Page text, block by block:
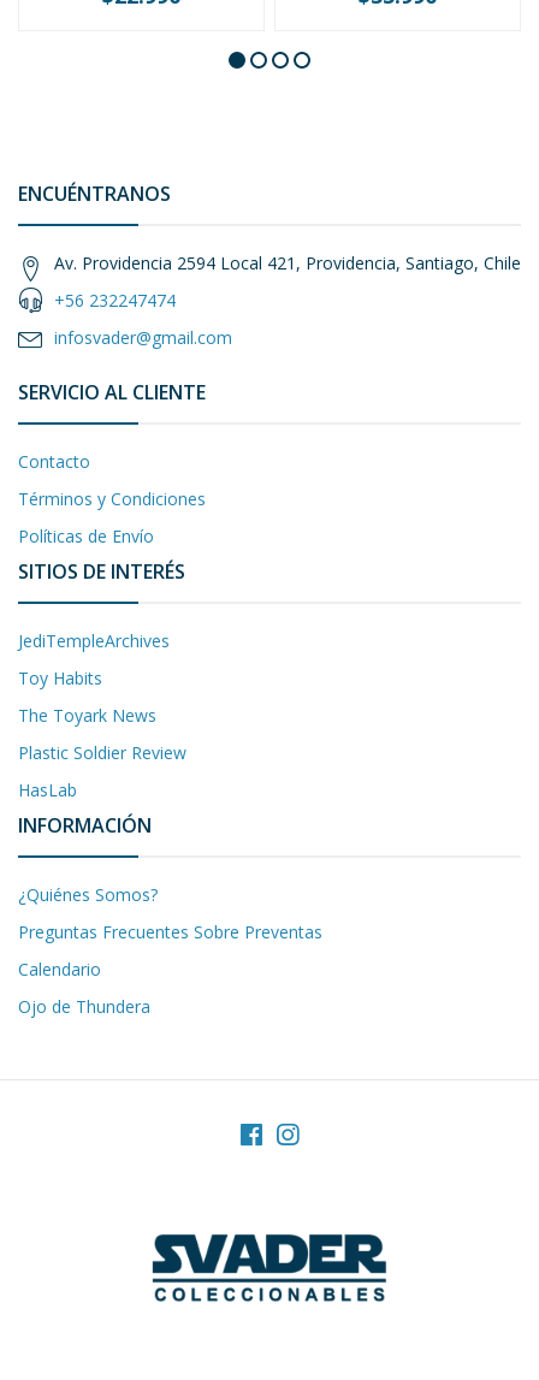
ENCUÉNTRANOS
Av. Providencia 2594 Local 421, Providencia, Santiago, Chile
+56 232247474
infosvader@gmail.com
SERVICIO AL CLIENTE
Contacto
Términos y Condiciones
Políticas de Envío
SITIOS DE INTERÉS
JediTempleArchives
Toy Habits
The Toyark News
Plastic Soldier Review
HasLab
INFORMACIÓN
¿Quiénes Somos?
Preguntas Frecuentes Sobre Preventas
Calendario
Ojo de Thundera